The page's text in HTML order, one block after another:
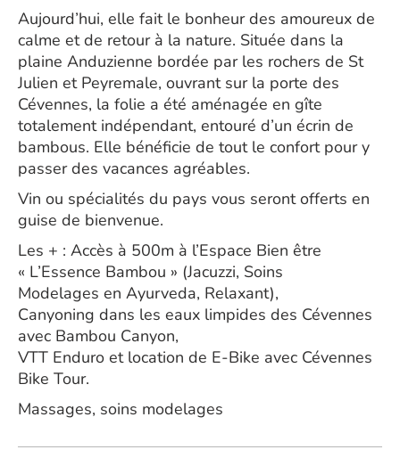
Aujourd’hui, elle fait le bonheur des amoureux de
calme et de retour à la nature. Située dans la
plaine Anduzienne bordée par les rochers de St
Julien et Peyremale, ouvrant sur la porte des
Cévennes, la folie a été aménagée en gîte
totalement indépendant, entouré d’un écrin de
bambous. Elle bénéficie de tout le confort pour y
passer des vacances agréables.
Vin ou spécialités du pays vous seront offerts en
guise de bienvenue.
Les + : Accès à 500m à l’Espace Bien être
« L’Essence Bambou » (Jacuzzi, Soins
Modelages en Ayurveda, Relaxant),
Canyoning dans les eaux limpides des Cévennes
avec Bambou Canyon,
VTT Enduro et location de E-Bike avec Cévennes
Bike Tour.
Massages, soins modelages